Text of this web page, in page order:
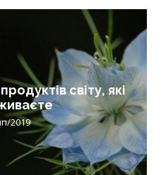
світу, які
2019